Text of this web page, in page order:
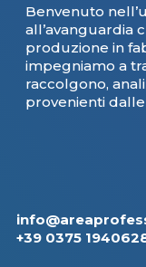
Benvenuto
all’avanguardia
produzione in
impegniamo a
raccolgono,
provenienti
+39 0375